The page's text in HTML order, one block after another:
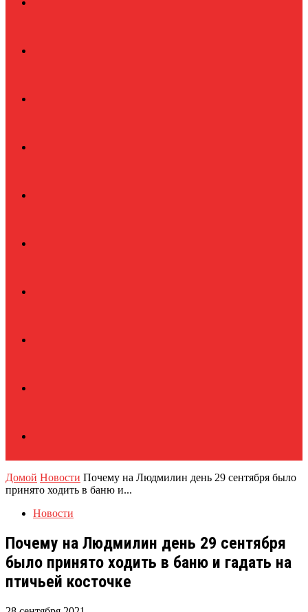
Домой Новости Почему на Людмилин день 29 сентября было
принято ходить в баню и...
Новости
Почему на Людмилин день 29 сентября
было принято ходить в баню и гадать на
птичьей косточке